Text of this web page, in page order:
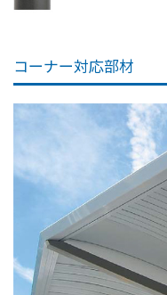
コーナー対応部材